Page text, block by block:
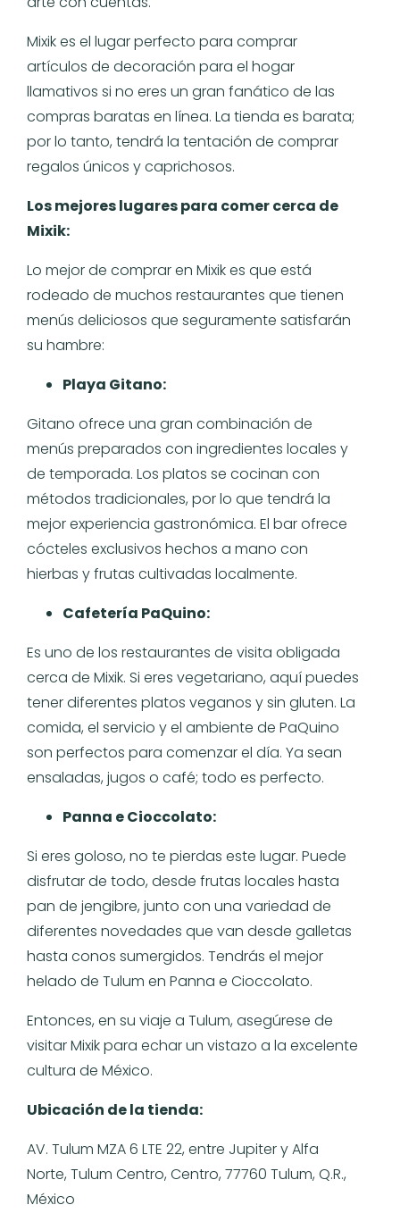
Mixik es el lugar perfecto para comprar
artículos de decoración para el hogar
llamativos si no eres un gran fanático de las
compras baratas en línea. La tienda es barata;
por lo tanto, tendrá la tentación de comprar
regalos únicos y caprichosos.
Los mejores lugares para comer cerca de
Mixik:
Lo mejor de comprar en Mixik es que está
rodeado de muchos restaurantes que tienen
menús deliciosos que seguramente satisfarán
su hambre:
Playa Gitano:
Gitano ofrece una gran combinación de
menús preparados con ingredientes locales y
de temporada. Los platos se cocinan con
métodos tradicionales, por lo que tendrá la
mejor experiencia gastronómica. El bar ofrece
cócteles exclusivos hechos a mano con
hierbas y frutas cultivadas localmente.
Cafetería PaQuino:
Es uno de los restaurantes de visita obligada
cerca de Mixik. Si eres vegetariano, aquí puedes
tener diferentes platos veganos y sin gluten. La
comida, el servicio y el ambiente de PaQuino
son perfectos para comenzar el día. Ya sean
ensaladas, jugos o café; todo es perfecto.
Panna e Cioccolato:
Si eres goloso, no te pierdas este lugar. Puede
disfrutar de todo, desde frutas locales hasta
pan de jengibre, junto con una variedad de
diferentes novedades que van desde galletas
hasta conos sumergidos. Tendrás el mejor
helado de Tulum en Panna e Cioccolato.
Entonces, en su viaje a Tulum, asegúrese de
visitar Mixik para echar un vistazo a la excelente
cultura de México.
Ubicación de la tienda:
AV. Tulum MZA 6 LTE 22, entre Jupiter y Alfa
Norte, Tulum Centro, Centro, 77760 Tulum, Q.R.,
México